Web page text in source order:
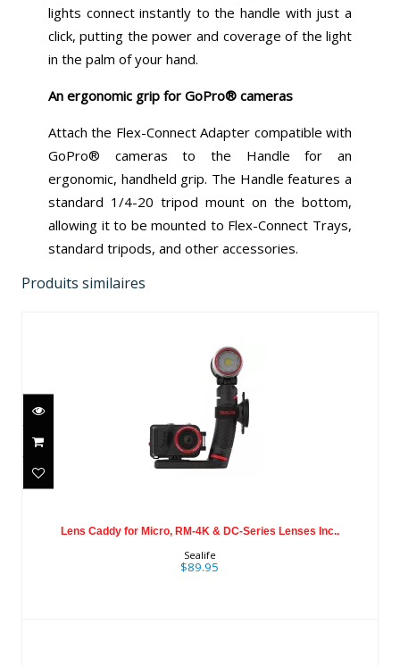
lights connect instantly to the handle with just a
click, putting the power and coverage of the light
in the palm of your hand.
An ergonomic grip for GoPro® cameras
Attach the Flex-Connect Adapter compatible with
GoPro® cameras to the Handle for an
ergonomic, handheld grip. The Handle features a
standard 1/4-20 tripod mount on the bottom,
allowing it to be mounted to Flex-Connect Trays,
standard tripods, and other accessories.
Produits similaires
$89.95
Lens Caddy for Micro, RM-4K & DC-Series Lenses Inc..
Sealife
$89.95